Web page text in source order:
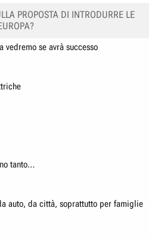
PROPOSTA DI INTRODURRE LE
vedremo se avrà successo
tanto…
auto, da città, soprattutto per famiglie